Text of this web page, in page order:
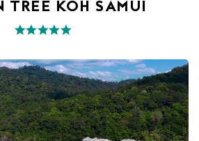
TREE KOH SAMUI